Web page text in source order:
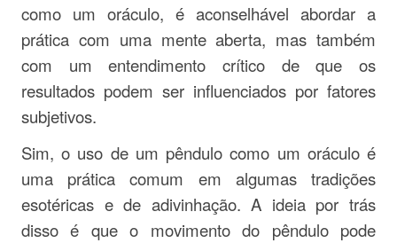
como um oráculo, é aconselhável abordar a
prática com uma mente aberta, mas também
com um entendimento crítico de que os
resultados podem ser influenciados por fatores
subjetivos.
Sim, o uso de um pêndulo como um oráculo é
uma prática comum em algumas tradições
esotéricas e de adivinhação. A ideia por trás
disso é que o movimento do pêndulo pode